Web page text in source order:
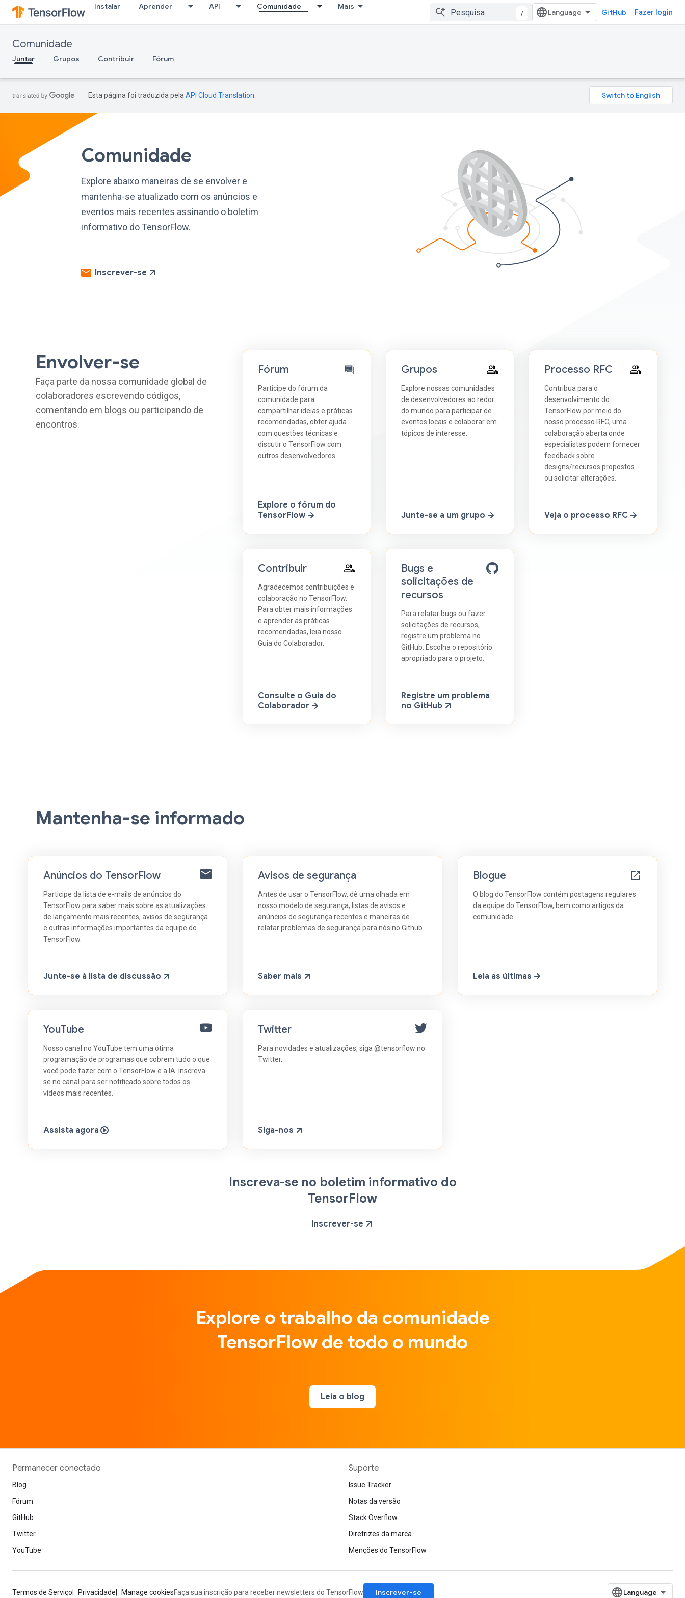
Instalar Aprender API Comunidade Mais
/ GitHub Fazer login
Comunidade
Juntar Grupos Contribuir Fórum
Esta página foi traduzida pela API Cloud Translation
Comunidade
Explore abaixo maneiras de se envolver e
mantenha-se atualizado com os anúncios e
eventos mais recentes assinando o boletim
informativo do TensorFlow.
Inscrever-se
Envolver-se
Faça parte da nossa comunidade global de
colaboradores escrevendo códigos,
comentando em blogs ou participando de
encontros.
Fórum
Participe do fórum da
comunidade para
compartilhar ideias e práticas
recomendadas, obter ajuda
com questões técnicas e
discutir o TensorFlow com
outros desenvolvedores.
Explore o fórum do
TensorFlow
Grupos
Explore nossas comunidades
de desenvolvedores ao redor
do mundo para participar de
eventos locais e colaborar em
tópicos de interesse.
Junte-se a um grupo
Processo RFC
Contribua para o
desenvolvimento do
TensorFlow por meio do
nosso processo RFC, uma
colaboração aberta onde
especialistas podem fornecer
feedback sobre
designs/recursos propostos
ou solicitar alterações.
Veja o processo RFC
Contribuir
Agradecemos contribuições e
colaboração no TensorFlow.
Para obter mais informações
e aprender as práticas
recomendadas, leia nosso
Guia do Colaborador.
Consulte o Guia do
Colaborador
Bugs e
solicitações de
recursos
Para relatar bugs ou fazer
solicitações de recursos,
registre um problema no
GitHub. Escolha o repositório
apropriado para o projeto.
Registre um problema
no GitHub
Mantenha-se informado
Anúncios do TensorFlow
Participe da lista de e-mails de anúncios do
TensorFlow para saber mais sobre as atualizações
de lançamento mais recentes, avisos de segurança
e outras informações importantes da equipe do
TensorFlow.
Junte-se à lista de discussão
Avisos de segurança
Antes de usar o TensorFlow, dê uma olhada em
nosso modelo de segurança, listas de avisos e
anúncios de segurança recentes e maneiras de
relatar problemas de segurança para nós no Github.
Saber mais
Blogue
O blog do TensorFlow contém postagens regulares
da equipe do TensorFlow, bem como artigos da
comunidade.
Leia as últimas
YouTube
Nosso canal no YouTube tem uma ótima
programação de programas que cobrem tudo o que
você pode fazer com o TensorFlow e a IA. Inscreva-
se no canal para ser notificado sobre todos os
vídeos mais recentes.
Assista agora
Twitter
Para novidades e atualizações, siga @tensorflow no
Twitter.
Siga-nos
Inscreva-se no boletim informativo do
TensorFlow
Inscrever-se
Explore o trabalho da comunidade
TensorFlow de todo o mundo
Leia o blog
Permanecer conectado
Blog
Fórum
GitHub
Twitter
YouTube
Suporte
Issue Tracker
Notas da versão
Stack Overflow
Diretrizes da marca
Menções do TensorFlow
Termos de Serviço Privacidade Manage cookiesFaça sua inscrição para receber newsletters do TensorFlow Inscrever-se